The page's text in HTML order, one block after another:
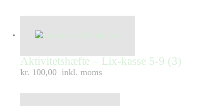
Aktivitetshæfte – Lix-kasse 5-9 (3)
kr. 100,00 inkl. moms